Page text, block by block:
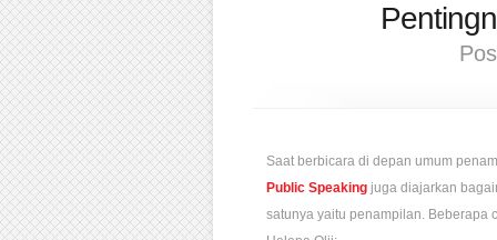
Saat berbicara di depan umum
Public Speaking juga diajarkan
satunya yaitu penampilan. Beberapa